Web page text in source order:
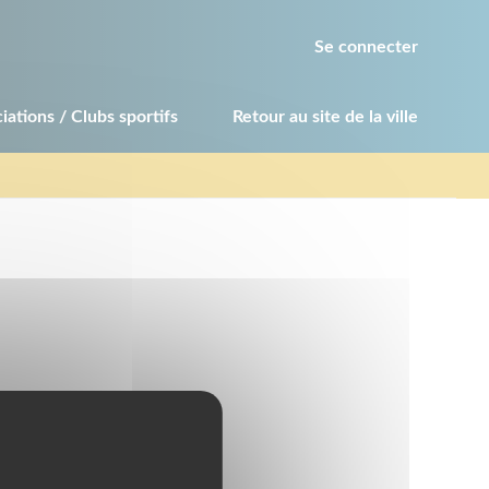
Se connecter
/ Clubs sportifs Retour au site de la ville